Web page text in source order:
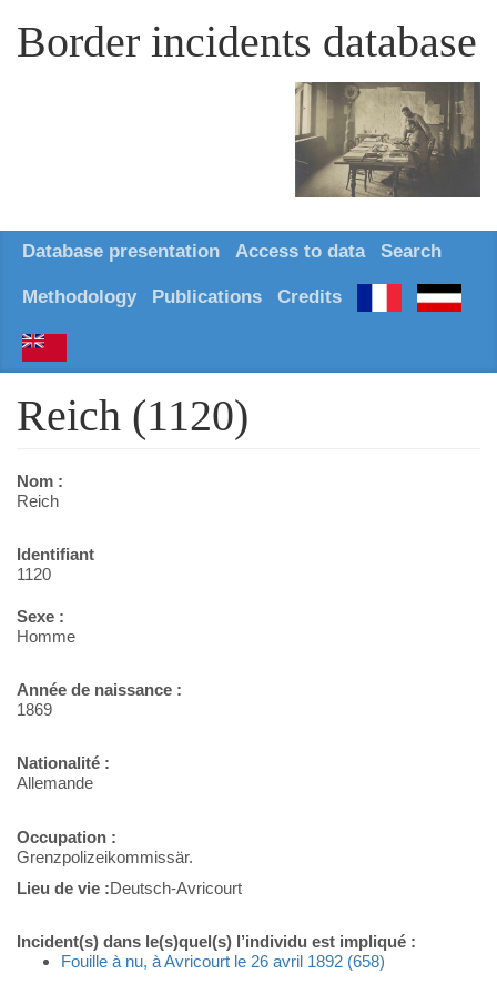
Border incidents database
Database presentation Access to data Search
Methodology Publications Credits
Reich (1120)
Nom :
Reich
Identifiant
1120
Sexe :
Homme
Année de naissance :
1869
Nationalité :
Allemande
Occupation :
Grenzpolizeikommissär.
Lieu de vie :Deutsch-Avricourt
Incident(s) dans le(s)quel(s) l’individu est impliqué :
Fouille à nu, à Avricourt le 26 avril 1892 (658)